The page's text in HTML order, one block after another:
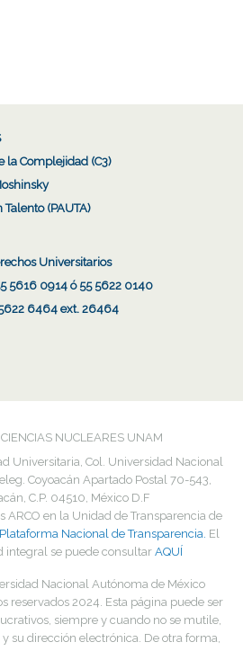
la Complejidad (C3)
(PAUTA)
Universitarios
5616 0914 ó 55 5622 0140
6464 ext. 26464
NUCLEARES UNAM
Universitaria, Col. Universidad Nacional
Coyoacán Apartado Postal 70-543,
C.P. 04510, México D.F
ARCO en la Unidad de Transparencia de
Plataforma Nacional de Transparencia. El
integral se puede consultar AQUÍ
Nacional Autónoma de México
reservados 2024 . Esta página puede ser
siempre y cuando no se mutile,
su dirección electrónica. De otra forma,